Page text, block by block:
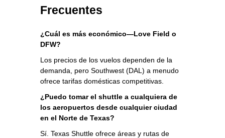
Frecuentes
¿Cuál es más económico—Love Field o
DFW?
Los precios de los vuelos dependen de la
demanda, pero Southwest (DAL) a menudo
ofrece tarifas domésticas competitivas.
¿Puedo tomar el shuttle a cualquiera de
los aeropuertos desde cualquier ciudad
en el Norte de Texas?
Sí. Texas Shuttle ofrece áreas y rutas de